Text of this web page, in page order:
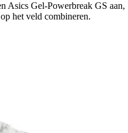
Asics Gel-Powerbreak GS aan,
het veld combineren.